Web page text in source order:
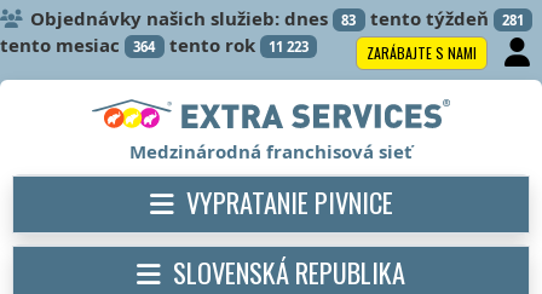
Objednávky našich služieb: dnes 83 tento týždeň 281
tento mesiac 364 tento rok 11 223 ZARÁBAJTE S NAMI
Medzinárodná franchisová sieť
VYPRATANIE PIVNICE
SLOVENSKÁ REPUBLIKA